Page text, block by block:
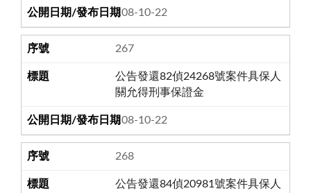
108-10-22
267
公告發還82偵24268號案件具保人
關允得刑事保證金
108-10-22
268
公告發還84偵20981號案件具保人